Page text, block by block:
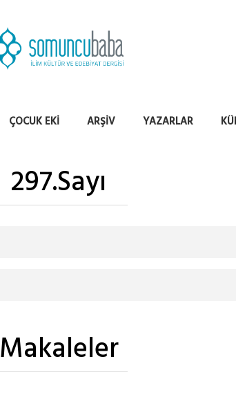
ÇOCUK EKI ARŞIV YAZARLAR
297.Sayı
Makaleler